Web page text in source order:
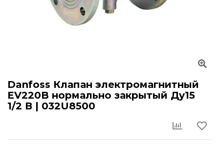
Danfoss Клапан электромагнитный
EV220B нормально закрытый Ду15
1/2 В | 032U8500